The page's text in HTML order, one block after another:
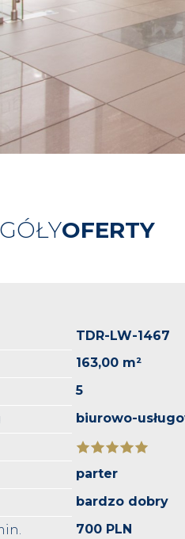
OFERTY
TDR-LW-1467
163,00 m²
5
biurowo-
parter
bardzo dobry
700 PLN